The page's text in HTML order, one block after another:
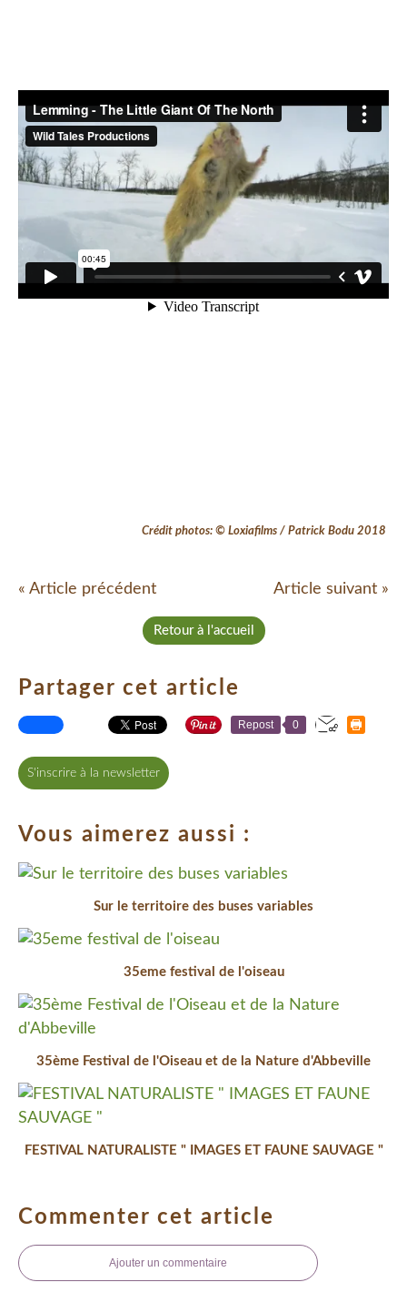
Crédit photos: © Loxiafilms / Patrick Bodu 2018
« Article précédent Article suivant »
Retour à l'accueil
Partager cet article
Repost 0
S'inscrire à la newsletter
Vous aimerez aussi :
Sur le territoire des buses variables
35eme festival de l'oiseau
35ème Festival de l'Oiseau et de la Nature d'Abbeville
FESTIVAL NATURALISTE " IMAGES ET FAUNE SAUVAGE "
Commenter cet article
Ajouter un commentaire